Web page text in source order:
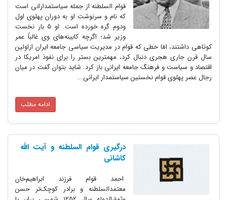
قوام السلطنه از جمله سیاستمدارانی است
که نام و سرنوشت او به دوران پهلوی اول
ودوم گره خورده است‌. او 5 بار نخست
وزیر شد؛ اگرچه کابینه‌های وی غالباً عمر
کوتاهی داشتند، امّا خطی که قوام در مدیریت سیاسی جامعه ایران ازاولین
سال قرن جاری هجری دنبال کرد، مهمترین بستر را برای نفوذ امریکا در
اقتصاد و سیاست و فرهنگ جامعه ایرانی باز کرد. شاید بتوان گفت در میان
رجال عصر پهلوی قوام نخستین سیاستمدار ایرانی...
ادامه مطلب
درگیری قوام السلطنه و آیت الله
کاشانی
احمد قوام فرزند ابراهیم‌خان
معتمدالسلطنه و برادر کوچک‌تر حسن